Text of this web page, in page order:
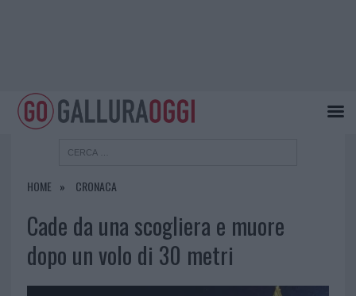
HOME CRONACA
Cade da una scogliera e muore
dopo un volo di 30 metri